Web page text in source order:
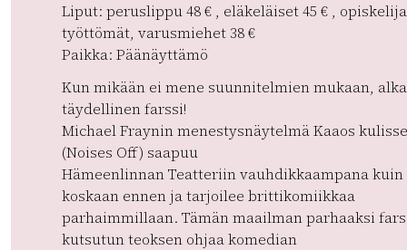
Liput: peruslippu 48 € , eläkeläiset 45 € ,
työttömät, varusmiehet 38 €
Paikka: Päänäyttämö
Kun mikään ei mene suunnitelmien mukaan,
täydellinen farssi!
Michael Fraynin menestysnäytelmä Kaaos
(Noises Off) saapuu
Hämeenlinnan Teatteriin vauhdikkaampana kuin
koskaan ennen ja tarjoilee brittikomiikkaa
parhaimmillaan. Tämän maailman parhaaksi
kutsutun teoksen ohjaa komedian